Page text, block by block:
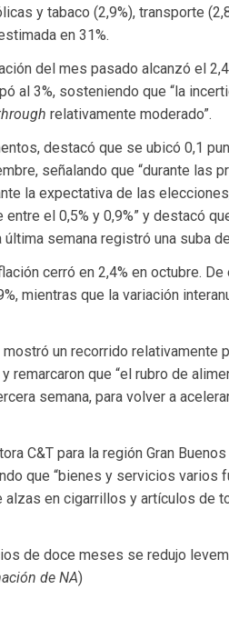
y tabaco (2,9%), transporte
en 31%.
del mes pasado alcanzó el
al 3%, sosteniendo que “la
relativamente moderado”.
destacó que se ubicó 0,1
señalando que “durante las
la expectativa de las
el 0,5% y 0,9%” y destacó
semana registró una suba
cerró en 2,4% en octubre. De
mientras que la variación
un recorrido relativamente
remarcaron que “el rubro de
semana, para volver a
C&T para la región Gran
que “bienes y servicios varios
alzas en cigarrillos y artículos de
de doce meses se redujo
de NA)